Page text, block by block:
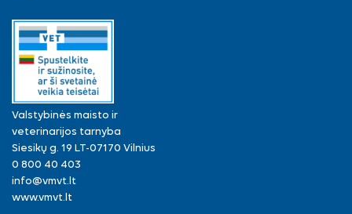
Valstybinės maisto ir
veterinarijos tarnyba
Siesikų g. 19 LT-07170 Vilnius
0 800 40 403
info@vmvt.lt
www.vmvt.lt